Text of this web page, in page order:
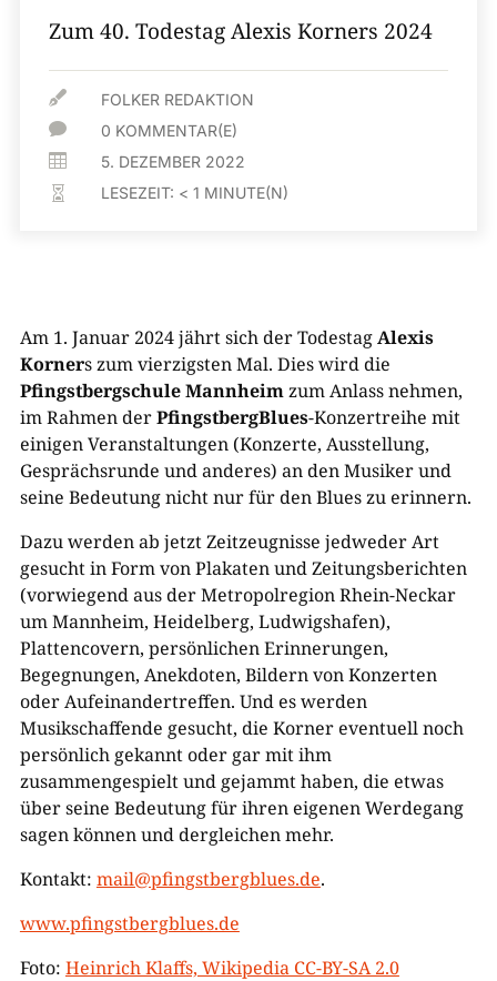
Zum 40. Todestag Alexis Korners 2024
 FOLKER REDAKTION
 0 KOMMENTAR(E)
 5. DEZEMBER 2022
 LESEZEIT: < 1 MINUTE(N)
Am 1. Januar 2024 jährt sich der TodestagAlexis
Korners zum vierzigsten Mal. Dies wird die
Pfingstbergschule Mannheimzum Anlass nehmen,
im Rahmen derPfingstbergBlues-Konzertreihe mit
einigen Veranstaltungen (Konzerte, Ausstellung,
Gesprächsrunde und anderes) an den Musiker und
seine Bedeutung nicht nur für den Blues zu erinnern.
Dazu werden ab jetzt Zeitzeugnisse jedweder Art
gesucht in Form von Plakaten und Zeitungsberichten
(vorwiegend aus der Metropolregion Rhein-Neckar
um Mannheim, Heidelberg, Ludwigshafen),
Plattencovern, persönlichen Erinnerungen,
Begegnungen, Anekdoten, Bildern von Konzerten
oder Aufeinandertreffen. Und es werden
Musikschaffende gesucht, die Korner eventuell noch
persönlich gekannt oder gar mit ihm
zusammengespielt und gejammt haben, die etwas
über seine Bedeutung für ihren eigenen Werdegang
sagen können und dergleichen mehr.
Kontakt: mail@pfingstbergblues.de.
www.pfingstbergblues.de
Foto: Heinrich Klaffs, Wikipedia CC-BY-SA 2.0